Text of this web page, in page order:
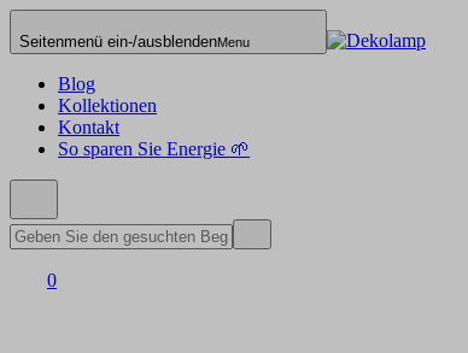
Seitenmenü ein-/ausblendenMenu
Blog
Kollektionen
Kontakt
So sparen Sie Energie 🌱
0